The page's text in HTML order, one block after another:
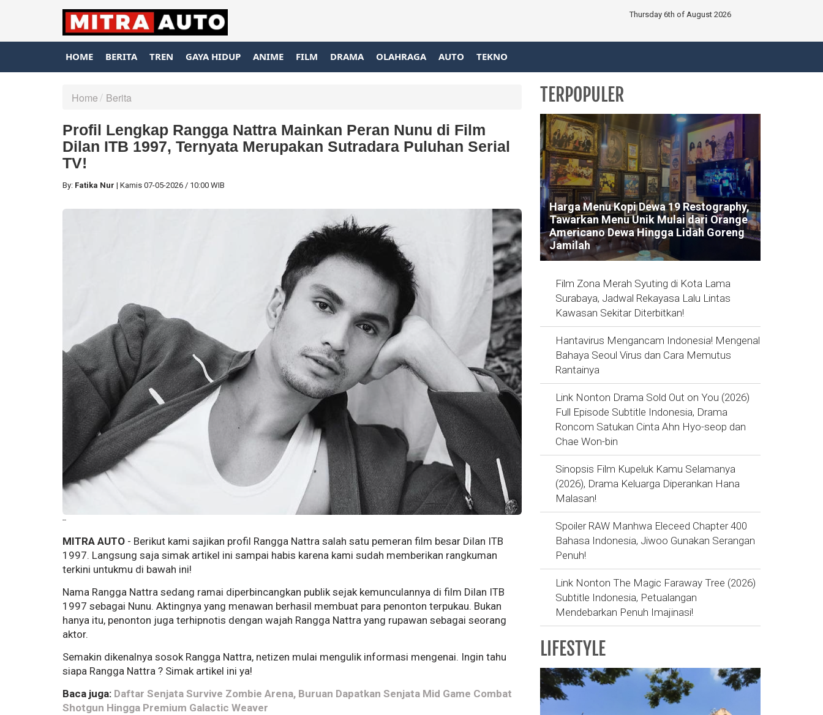
Thursday 6th of August 2026
HOME BERITA TREN GAYA HIDUP ANIME FILM DRAMA OLAHRAGA AUTO TEKNO
Home Berita
Profil Lengkap Rangga Nattra Mainkan Peran Nunu di Film
Dilan ITB 1997, Ternyata Merupakan Sutradara Puluhan Serial
TV!
By: Fatika Nur | Kamis 07-05-2026 / 10:00 WIB
--
MITRA AUTO - Berikut kami sajikan profil Rangga Nattra salah satu pemeran film besar Dilan ITB
1997. Langsung saja simak artikel ini sampai habis karena kami sudah memberikan rangkuman
terkini untukmu di bawah ini!
Nama Rangga Nattra sedang ramai diperbincangkan publik sejak kemunculannya di film Dilan ITB
1997 sebagai Nunu. Aktingnya yang menawan berhasil membuat para penonton terpukau. Bukan
hanya itu, penonton juga terhipnotis dengan wajah Rangga Nattra yang rupawan sebagai seorang
aktor.
Semakin dikenalnya sosok Rangga Nattra, netizen mulai mengulik informasi mengenai. Ingin tahu
siapa Rangga Nattra ? Simak artikel ini ya!
Baca juga: Daftar Senjata Survive Zombie Arena, Buruan Dapatkan Senjata Mid Game Combat
Shotgun Hingga Premium Galactic Weaver
TERPOPULER
Harga Menu Kopi Dewa 19 Restography,
Tawarkan Menu Unik Mulai dari Orange
Americano Dewa Hingga Lidah Goreng
Jamilah
Film Zona Merah Syuting di Kota Lama
Surabaya, Jadwal Rekayasa Lalu Lintas
Kawasan Sekitar Diterbitkan!
Hantavirus Mengancam Indonesia! Mengenal
Bahaya Seoul Virus dan Cara Memutus
Rantainya
Link Nonton Drama Sold Out on You (2026)
Full Episode Subtitle Indonesia, Drama
Roncom Satukan Cinta Ahn Hyo-seop dan
Chae Won-bin
Sinopsis Film Kupeluk Kamu Selamanya
(2026), Drama Keluarga Diperankan Hana
Malasan!
Spoiler RAW Manhwa Eleceed Chapter 400
Bahasa Indonesia, Jiwoo Gunakan Serangan
Penuh!
Link Nonton The Magic Faraway Tree (2026)
Subtitle Indonesia, Petualangan
Mendebarkan Penuh Imajinasi!
LIFESTYLE